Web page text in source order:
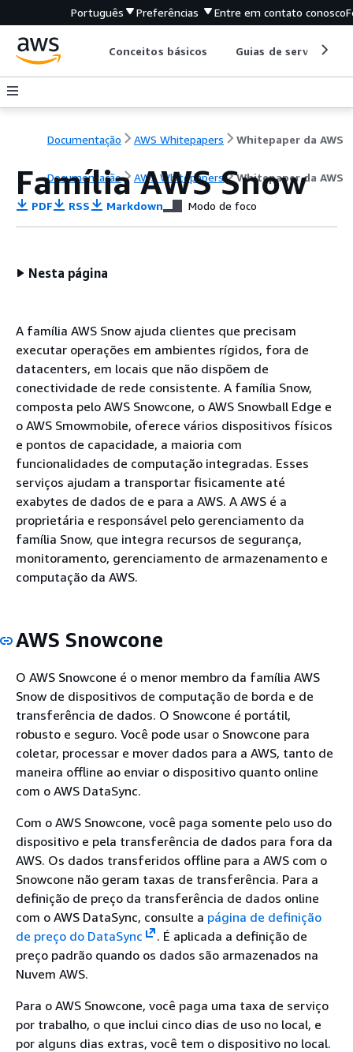
Português Preferências Entre em contato conosco
Conceitos básicos Guias de serviço
Documentação AWS Whitepapers Whitepaper da AWS
Documentação AWS Whitepapers Whitepaper da AWS
Família AWS Snow
PDF RSS Markdown Modo de foco
Nesta página
A família AWS Snow ajuda clientes que precisam
executar operações em ambientes rígidos, fora de
datacenters, em locais que não dispõem de
conectividade de rede consistente. A família Snow,
composta pelo AWS Snowcone, o AWS Snowball Edge e
o AWS Smowmobile, oferece vários dispositivos físicos
e pontos de capacidade, a maioria com
funcionalidades de computação integradas. Esses
serviços ajudam a transportar fisicamente até
exabytes de dados de e para a AWS. A AWS é a
proprietária e responsável pelo gerenciamento da
família Snow, que integra recursos de segurança,
monitoramento, gerenciamento de armazenamento e
computação da AWS.
AWS Snowcone
O AWS Snowcone é o menor membro da família AWS
Snow de dispositivos de computação de borda e de
transferência de dados. O Snowcone é portátil,
robusto e seguro. Você pode usar o Snowcone para
coletar, processar e mover dados para a AWS, tanto de
maneira offline ao enviar o dispositivo quanto online
com o AWS DataSync.
Com o AWS Snowcone, você paga somente pelo uso do
dispositivo e pela transferência de dados para fora da
AWS. Os dados transferidos offline para a AWS com o
Snowcone não geram taxas de transferência. Para a
definição de preço da transferência de dados online
com o AWS DataSync, consulte a página de definição
de preço do DataSync
. É aplicada a definição de
preço padrão quando os dados são armazenados na
Nuvem AWS.
Para o AWS Snowcone, você paga uma taxa de serviço
por trabalho, o que inclui cinco dias de uso no local, e
por alguns dias extras, você tem o dispositivo no local.